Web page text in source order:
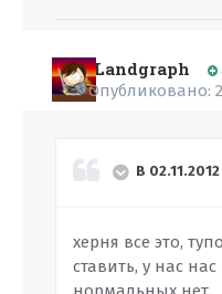
Landgraph
Опубликовано:
В
херня все это,
ставить, у нас